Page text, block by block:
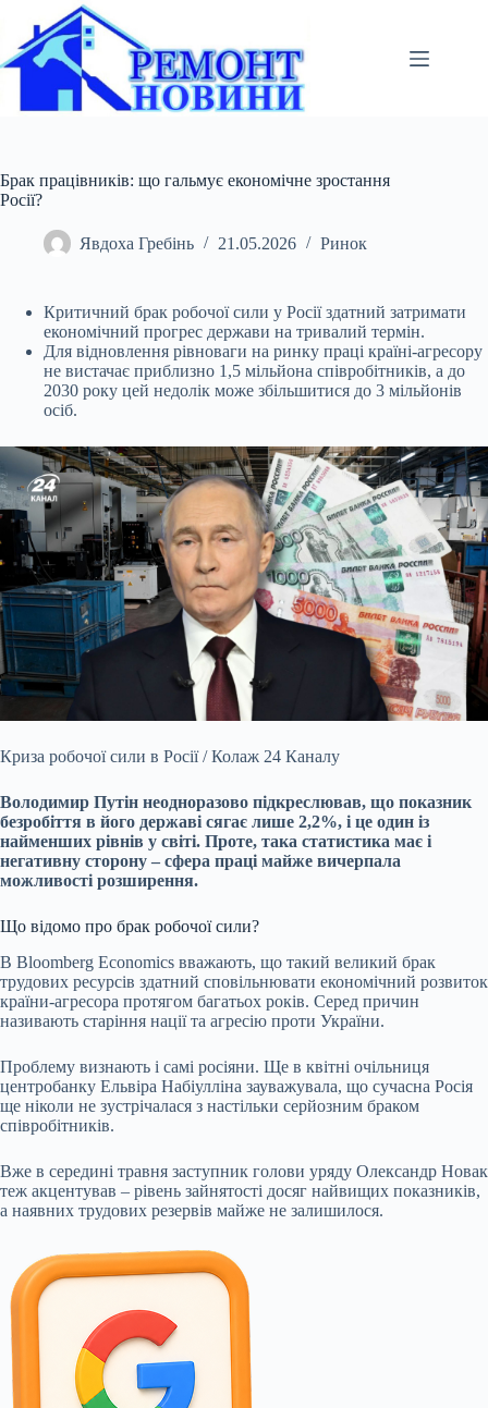
вмісту
Брак працівників: що гальмує економічне зростання
Росії?
Явдоха Гребінь 21.05.2026 Ринок
Критичний брак робочої сили у Росії здатний затримати
економічний прогрес держави на тривалий термін.
Для відновлення рівноваги на ринку праці країні-агресору
не вистачає приблизно 1,5 мільйона співробітників, а до
2030 року цей недолік може збільшитися до 3 мільйонів
осіб.
Криза робочої сили в Росії / Колаж 24 Каналу
Володимир Путін неодноразово підкреслював, що показник
безробіття в його державі сягає лише 2,2%, і це один із
найменших рівнів у світі. Проте, така статистика має і
негативну сторону – сфера праці майже вичерпала
можливості розширення.
Що відомо про брак робочої сили?
В Bloomberg Economics вважають, що такий великий брак
трудових ресурсів здатний сповільнювати економічний розвиток
країни-агресора протягом багатьох років. Серед причин
називають старіння нації та агресію проти України.
Проблему визнають і самі росіяни. Ще в квітні очільниця
центробанку Ельвіра Набіулліна зауважувала, що сучасна Росія
ще ніколи не зустрічалася з настільки серйозним браком
співробітників.
Вже в середині травня заступник голови уряду Олександр Новак
теж акцентував – рівень зайнятості досяг найвищих показників,
а наявних трудових резервів майже не залишилося.